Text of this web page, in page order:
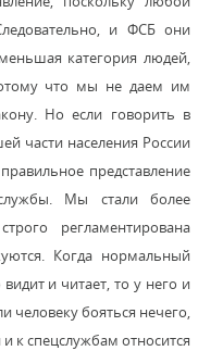
и ФСБ они
категория людей,
что мы не даем им
Но если говорить в
части населения России
представление
Мы стали более
регламентирована
Когда нормальный
и читает, то у него и
человеку бояться нечего,
к спецслужбам относится